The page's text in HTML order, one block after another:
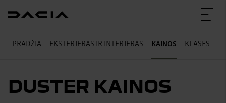
PRADŽIA EKSTERJERAS IR INTERJERAS KAINOS KLASĖS
DUSTER KAINOS